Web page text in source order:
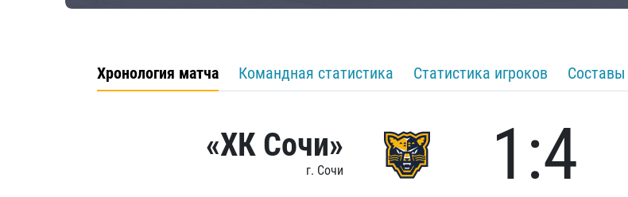
Хронология матча Командная статистика Статистика игроков Составы
«ХК Сочи»
г. Сочи 1:4